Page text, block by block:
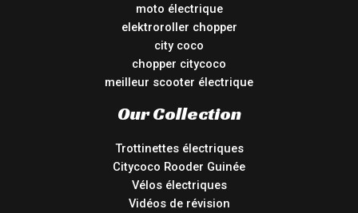
moto électrique
elektroroller chopper
city coco
chopper citycoco
meilleur scooter électrique
Our Collection
Trottinettes électriques
Citycoco Rooder Guinée
Vélos électriques
Vidéos de révision